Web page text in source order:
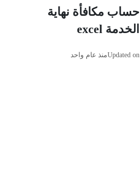
حساب مكافأة نهاية
الخدمة excel
Updated onمنذ عام واحد